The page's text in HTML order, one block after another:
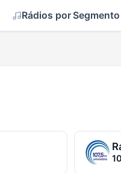
Rádios por Segmento